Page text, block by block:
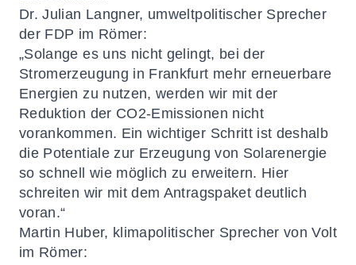
Dr. Julian Langner, umweltpolitischer Sprecher
der FDP im Römer:
„Solange es uns nicht gelingt, bei der
Stromerzeugung in Frankfurt mehr erneuerbare
Energien zu nutzen, werden wir mit der
Reduktion der CO2-Emissionen nicht
vorankommen. Ein wichtiger Schritt ist deshalb
die Potentiale zur Erzeugung von Solarenergie
so schnell wie möglich zu erweitern. Hier
schreiten wir mit dem Antragspaket deutlich
voran.“
Martin Huber, klimapolitischer Sprecher von Volt
im Römer: